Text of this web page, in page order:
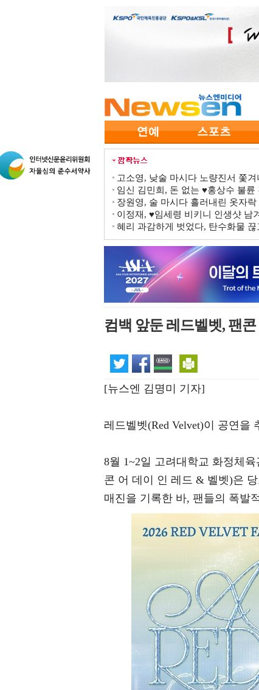
고소영, 낮술 마시다 노량진서 쫓
임신 김민희, 돈 없는 ♥홍상수 불
장원영, 술 마시다 흘러내린 옷자
이정재, ♥임세령 비키니 인생샷
혜리 과감하게 벗었다, 탄수화물 끊
컴백 앞둔 레드벨벳, 팬
[뉴스엔 김명미 기자]
레드벨벳(Red Velvet)이 공연을
8월 1~2일 고려대학교 화정체육
콘 어 데이 인 레드 & 벨벳)은
매진을 기록한 바, 팬들의 폭발